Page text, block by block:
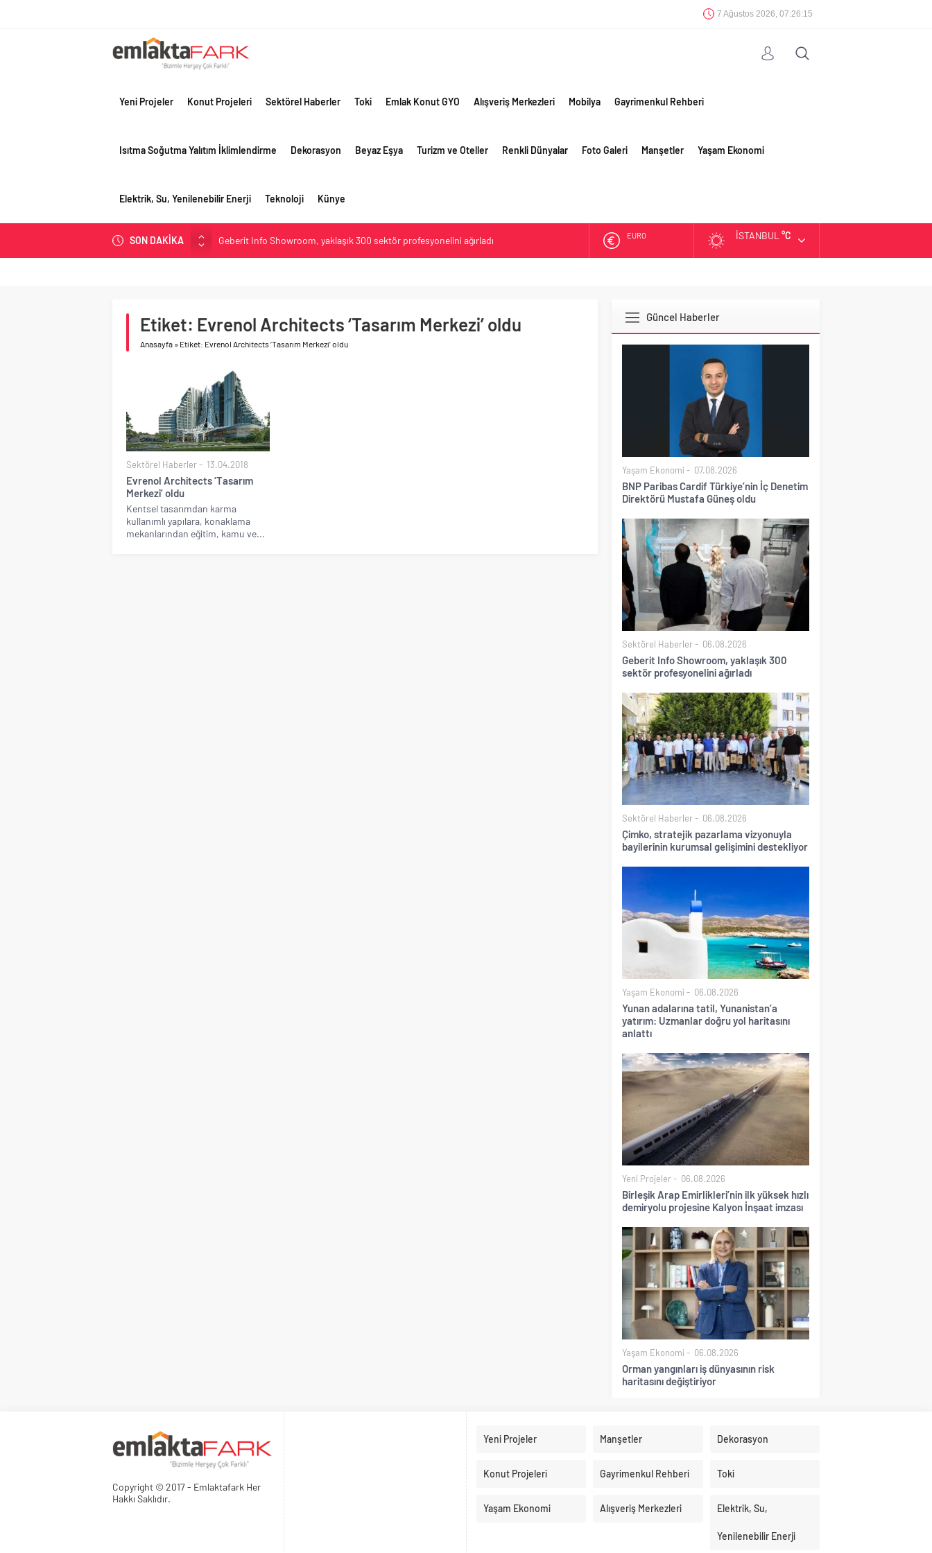
7 Ağustos 2026, 07:26:16
Yeni Projeler Konut Projeleri Sektörel Haberler Toki Emlak Konut GYO Alışveriş Merkezleri Mobilya Gayrimenkul Rehberi
Isıtma Soğutma Yalıtım İklimlendirme Dekorasyon Beyaz Eşya Turizm ve Oteller Renkli Dünyalar Foto Galeri Manşetler Yaşam Ekonomi
Elektrik, Su, Yenilenebilir Enerji Teknoloji Künye
SON DAKİKA
Geberit Info Showroom, yaklaşık 300 sektör profesyonelini ağırladı
Çimko, stratejik pazarlama vizyonuyla bayilerinin kurumsal gelişimini destekliyor
asfalt şimdi de Kocaeli yollarında
EURO İSTANBUL °C
Etiket: Evrenol Architects ‘Tasarım Merkezi’ oldu
Anasayfa » Etiket: Evrenol Architects ‘Tasarım Merkezi’ oldu
Sektörel Haberler 13.04.2018
Evrenol Architects ‘Tasarım
Merkezi’ oldu
Kentsel tasarımdan karma
kullanımlı yapılara, konaklama
mekanlarından eğitim, kamu ve...
Güncel Haberler
Yaşam Ekonomi 07.08.2026
BNP Paribas Cardif Türkiye’nin İç Denetim
Direktörü Mustafa Güneş oldu
Sektörel Haberler 06.08.2026
Geberit Info Showroom, yaklaşık 300
sektör profesyonelini ağırladı
Sektörel Haberler 06.08.2026
Çimko, stratejik pazarlama vizyonuyla
bayilerinin kurumsal gelişimini destekliyor
Yaşam Ekonomi 06.08.2026
Yunan adalarına tatil, Yunanistan’a
yatırım: Uzmanlar doğru yol haritasını
anlattı
Yeni Projeler 06.08.2026
Birleşik Arap Emirlikleri’nin ilk yüksek hızlı
demiryolu projesine Kalyon İnşaat imzası
Yaşam Ekonomi 06.08.2026
Orman yangınları iş dünyasının risk
haritasını değiştiriyor
Copyright © 2017 - Emlaktafark Her
Hakkı Saklıdır.
Yeni Projeler Manşetler Dekorasyon
Konut Projeleri Gayrimenkul Rehberi Toki
Yaşam Ekonomi Alışveriş Merkezleri Elektrik, Su,
Yenilenebilir Enerji